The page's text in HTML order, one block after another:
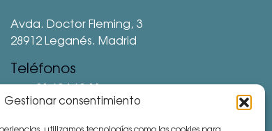
Gestionar consentimiento
Avda. Doctor Fleming, 3
28912 Leganés. Madrid
Teléfonos